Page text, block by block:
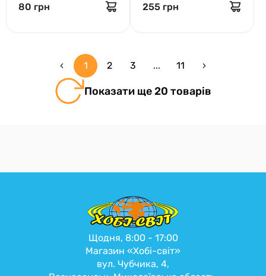
80 грн 255 грн
Показати ще 20 товарів
1 2 3 ... 11
Щодня, 8:00 - 17:00
Магазин «Хобі-світ»
вул. Чубчика, 4,